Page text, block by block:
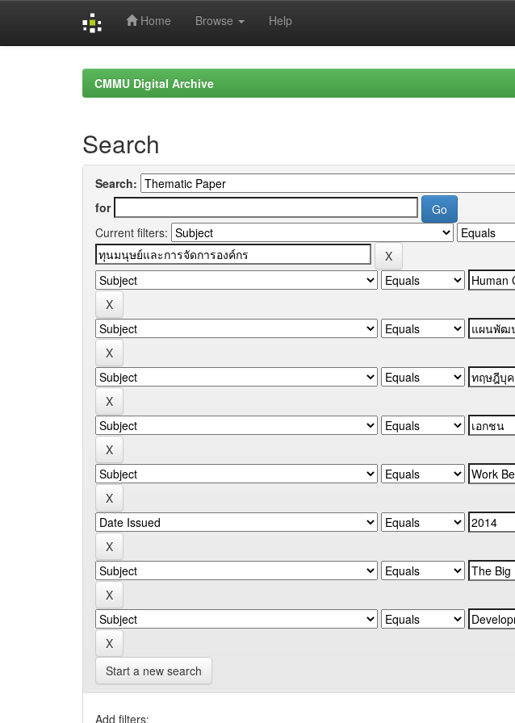
Home Browse Help
CMMU Digital Archive
Search
Search:
for
Current filters:
Start a new search
Add filters: